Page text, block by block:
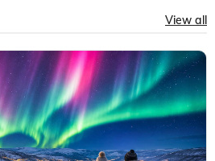
View all